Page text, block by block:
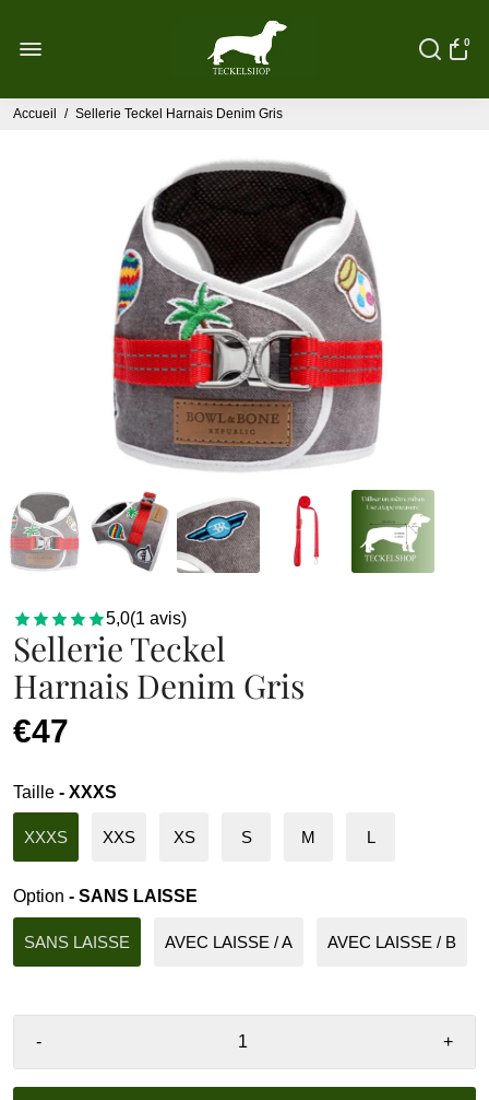
0
Accueil / Sellerie Teckel Harnais Denim Gris
5,0(1 avis)
Sellerie Teckel
Harnais Denim Gris
€47
Taille - XXXS
XXXS XXS XS S M L
Option - SANS LAISSE
SANS LAISSE AVEC LAISSE / A AVEC LAISSE / B
- +